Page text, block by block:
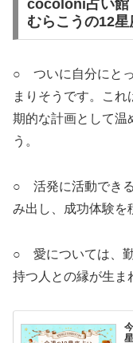
cocoloni占い
むらこうの12星
○ ついに自分にと
まりそうです。こ
期的な計画として温
う。
○ 活発に活動でき
み出し、成功体験を
○ 愛については、
持つ人との縁が生ま